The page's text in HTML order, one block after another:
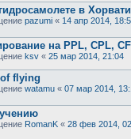
в
pazumi « 14 апр 2014,
на PPL, CPL,
ksv « 25 мар 2014, 21:04
flying
watamu « 07 мар 2014,
RomanK « 28 фев 2014,